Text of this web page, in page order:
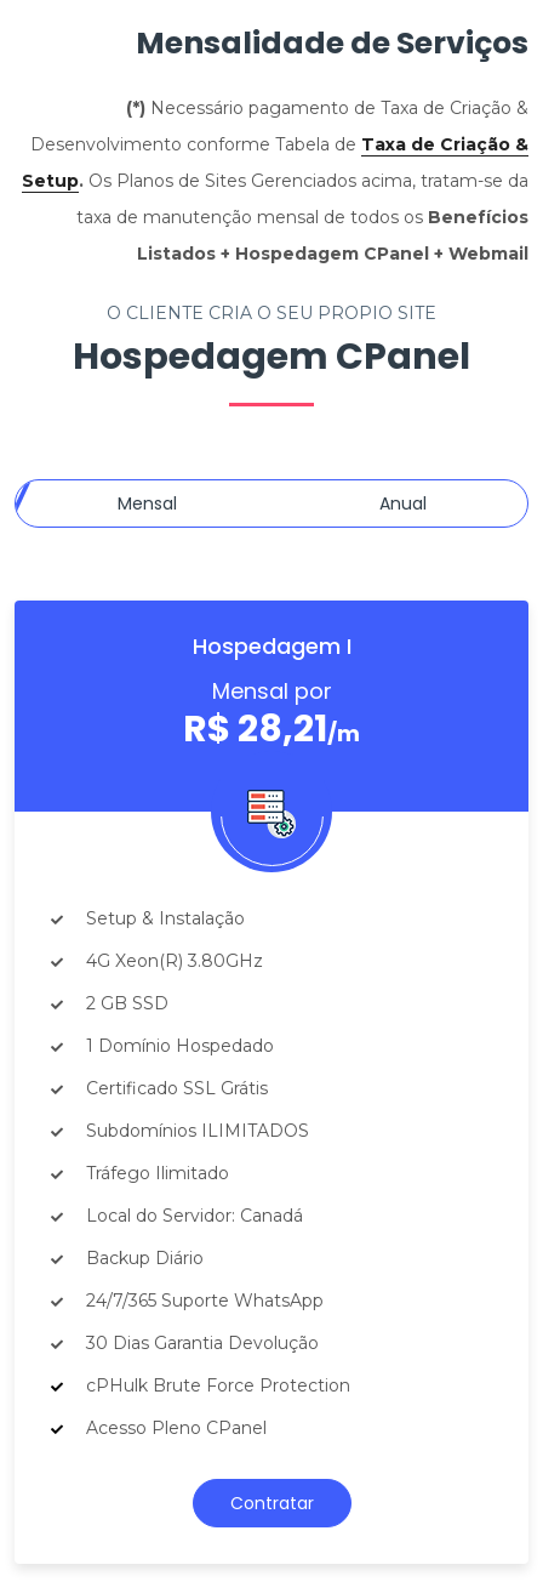
Mensalidade de Serviços
(*) Necessário pagamento de Taxa de Criação &
Desenvolvimento conforme Tabela de Taxa de Criação &
Setup. Os Planos de Sites Gerenciados acima, tratam-se da
taxa de manutenção mensal de todos os Benefícios
Listados + Hospedagem CPanel + Webmail
O CLIENTE CRIA O SEU PRÓPIO SITE
Hospedagem CPanel
Mensal Anual
Hospedagem I
Mensal por
R$ 28,21/m
Setup & Instalação
4G Xeon(R) 3.80GHz
2 GB SSD
1 Domínio Hospedado
Certificado SSL Grátis
Subdomínios ILIMITADOS
Tráfego Ilimitado
Local do Servidor: Canadá
Backup Diário
24/7/365 Suporte WhatsApp
30 Dias Garantia Devolução
cPHulk Brute Force Protection
Acesso Pleno CPanel
Contratar